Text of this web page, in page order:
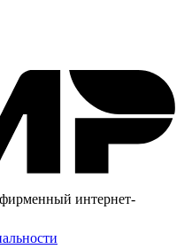
интернет-